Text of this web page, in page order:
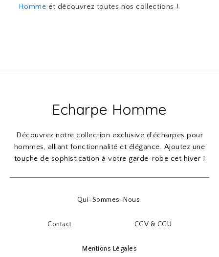
Homme et découvrez toutes nos collections !
Echarpe Homme
Découvrez notre collection exclusive d’écharpes pour
hommes, alliant fonctionnalité et élégance. Ajoutez une
touche de sophistication à votre garde-robe cet hiver !
Qui-Sommes-Nous
Contact CGV & CGU
Mentions Légales